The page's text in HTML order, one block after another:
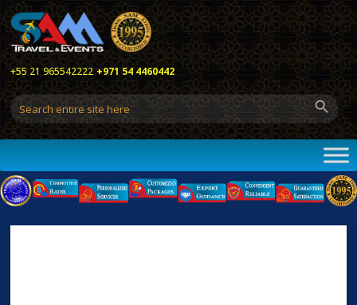
+55 21 965542222 +971 54 4460442